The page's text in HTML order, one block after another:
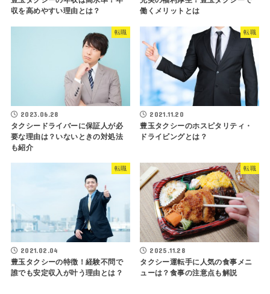
収を高めやすい理由とは？
働くメリットとは
転職
2023.06.28
タクシードライバーに保証人が必
要な理由は？いないときの対処法
も紹介
転職
2021.11.20
豊玉タクシーのホスピタリティ・
ドライビングとは？
転職
2021.02.04
豊玉タクシーの特徴！経験不問で
誰でも安定収入が叶う理由とは？
転職
2025.11.28
タクシー運転手に人気の食事メニ
ューは？食事の注意点も解説